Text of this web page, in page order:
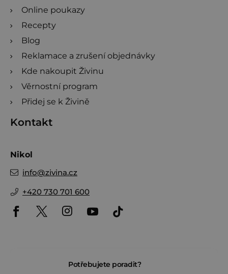
Online poukazy
Recepty
Blog
Reklamace a zrušení objednávky
Kde nakoupit Živinu
Věrnostní program
Přidej se k Živině
Kontakt
Nikol
info@zivina.cz
+420 730 701 600
Potřebujete poradit?